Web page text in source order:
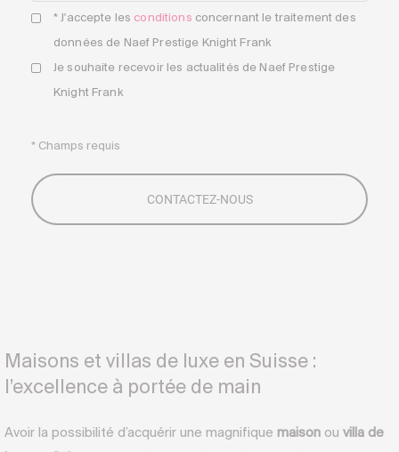
* J'accepte les conditions concernant le traitement des
données de Naef Prestige Knight Frank
Je souhaite recevoir les actualités de Naef Prestige
Knight Frank
* Champs requis
Maisons et villas de luxe en Suisse :
l’excellence à portée de main
Avoir la possibilité d’acquérir une magnifique maison ou villa de